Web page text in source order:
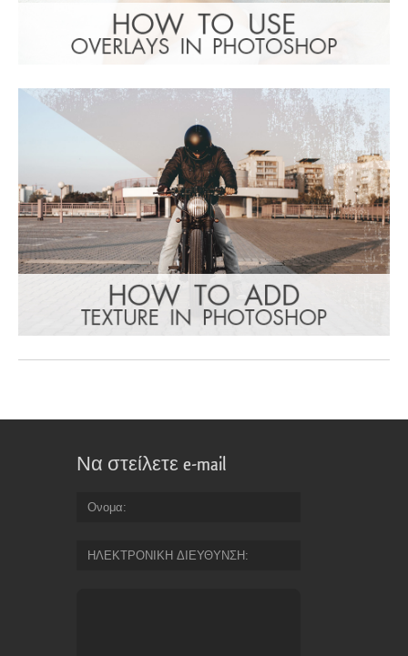
Να στείλετε e-mail
Ονομα
ΗΛΕΚΤΡΟΝΙΚΗ ΔΙΕΥΘΥΝΣΗ